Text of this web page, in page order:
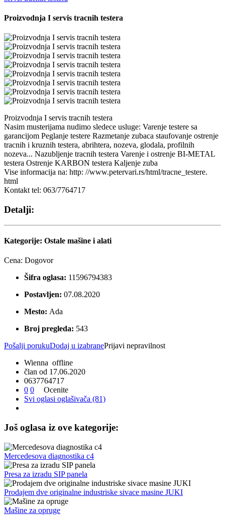
Proizvodnja I servis tracnih testera
Proizvodnja I servis tracnih testera
Nasim musterijama nudimo sledece usluge: Varenje testere sa
garancijom Peglanje testere Razmetanje zubaca staufovanje ostrenje
tracnih i kruznih testera, abrihtera, nozeva, glodala, profilnih
nozeva... Nazubljenje tracnih testera Varenje i ostrenje BI-METAL
testera Ostrenje KARBON testera Kaljenje zuba
Vise informacija na: http: //www.petervari.rs/html/tracne_testere.
html
Kontakt tel: 063/7764717
Detalji:
Kategorije: Ostale mašine i alati
Cena: Dogovor
Šifra oglasa: 11596794383
Postavljen: 07.08.2020
Mesto: Ada
Broj pregleda: 543
Pošalji porukuDodaj u izabranePrijavi nepravilnost
Wienna offline
član od 17.06.2020
0637764717
0 0
Ocenite
Svi oglasi oglašivača (81)
Još oglasa iz ove kategorije:
Mercedesova diagnostika c4
Presa za izradu SIP panela
Prodajem dve originalne industriske sivace masine JUKI
Mašine za opruge